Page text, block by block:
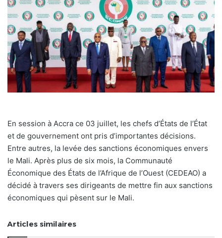
En session à Accra ce 03 juillet, les chefs d’États de l’État
et de gouvernement ont pris d’importantes décisions.
Entre autres, la levée des sanctions économiques envers
le Mali. Après plus de six mois, la Communauté
Économique des États de l’Afrique de l’Ouest (CEDEAO) a
décidé à travers ses dirigeants de mettre fin aux sanctions
économiques qui pèsent sur le Mali.
Articles similaires